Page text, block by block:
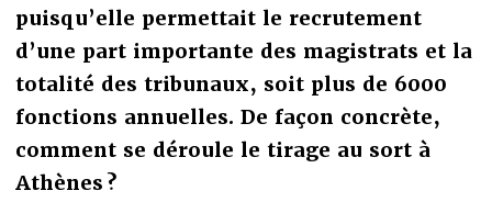
puisqu’elle permettait le recrutement
d’une part importante des magistrats et la
totalité des tribunaux, soit plus de 6000
fonctions annuelles. De façon concrète,
comment se déroule le tirage au sort à
Athènes ?